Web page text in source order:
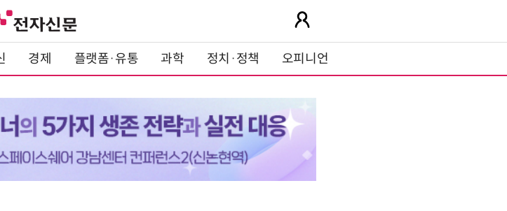
경제 플랫폼·유통 과학 정치·정책 오피니언